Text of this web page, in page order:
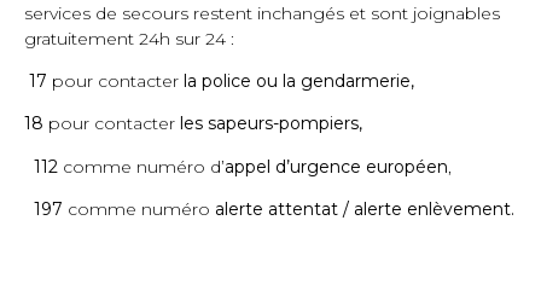
services de secours restent inchangés et sont joignables
gratuitement 24h sur 24 :
17 pour contacter la police ou la gendarmerie,
18 pour contacter les sapeurs-pompiers,
112 comme numéro d’appel d’urgence européen,
197 comme numéro alerte attentat / alerte enlèvement.